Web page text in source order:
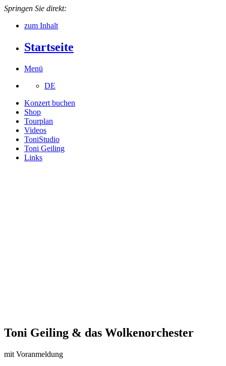
Springen Sie direkt:
zum Inhalt
Startseite
Menü
DE
Konzert buchen
Shop
Tourplan
Videos
ToniStudio
Toni Geiling
Links
Toni Geiling & das Wolkenorchester
mit Voranmeldung